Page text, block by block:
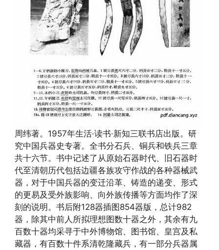
周纬著。1957年生活·读书·新知三联书店出版。研
究中国兵器史专著。全书分石兵、铜兵和铁兵三章
共十六节。书中记述了从原始石器时代、旧石器时
代至清朝历代包括边疆各族攻守作战的各种器械武
器，对于中国兵器的变迁沿革、铸造的递变、形式
的更易及受外族影响、向外族传播等方面均作了深
刻的说明。书后附128器插图854器版，总计982
器，除其中前人所拟理想图数十器之外，其余有九
百数十器均采寻于中外博物馆、图书馆、皇宫及私
藏器，有百数十件系清乾隆藏兵，有一部分兵器属